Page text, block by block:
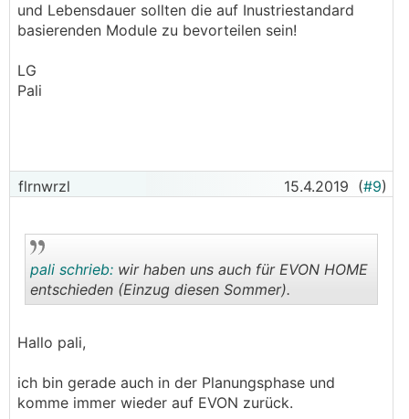
und Lebensdauer sollten die auf Inustriestandard
basierenden Module zu bevorteilen sein!
LG
Pali
flrnwrzl 15.4.2019 (#9)
pali schrieb: wir haben uns auch für EVON HOME
entschieden (Einzug diesen Sommer).
Hallo pali,
ich bin gerade auch in der Planungsphase und
komme immer wieder auf EVON zurück.